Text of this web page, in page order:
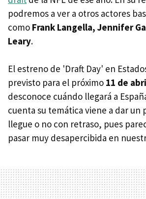
podremos a ver a otros actores
como Frank Langella, Jennifer
Leary.
El estreno de 'Draft Day' en
previsto para el próximo 11 de
desconoce cuándo llegará a
cuenta su temática viene a dar un
llegue o no con retraso, pues
pasar muy desapercibida en